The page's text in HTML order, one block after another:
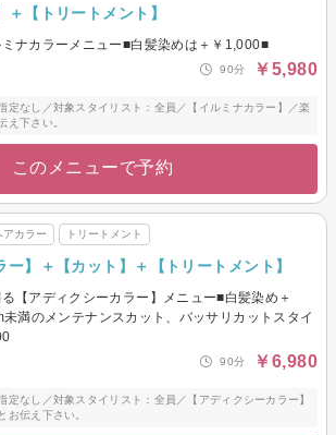
＋【トリートメント】
ナカラーメニュー■白髪染めは＋￥1,000■
90分 ￥5,980
定なし／対象スタイリスト：全員／【イルミナカラー】／楽
え下さい。
このメニューで予約
アカラー トリートメント
ー】＋【カット】＋【トリートメント】
【アディクシーカラー】メニュー■白髪染め＋
満のメンテナンスカット、バッサリカットスタイ
90分 ￥6,980
定なし／対象スタイリスト：全員／【アディクシーカラー】
お伝え下さい。